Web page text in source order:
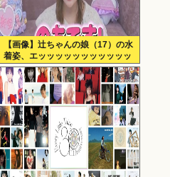
【画像】辻ちゃんの娘（17）の水
着姿、エッッッッッッッッッッッ
ッッ！